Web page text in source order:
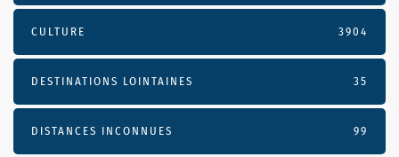
CULTURE 3904
DESTINATIONS LOINTAINES 35
DISTANCES INCONNUES 99